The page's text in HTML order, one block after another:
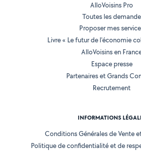
AlloVoisins Pro
Toutes les
Proposer mes
Livre « Le futur de l'économie
AlloVoisins en
Espace presse
Partenaires et Grands
Recrutement
INFORMATIONS
Conditions Générales de Vente
Politique de confidentialité et de